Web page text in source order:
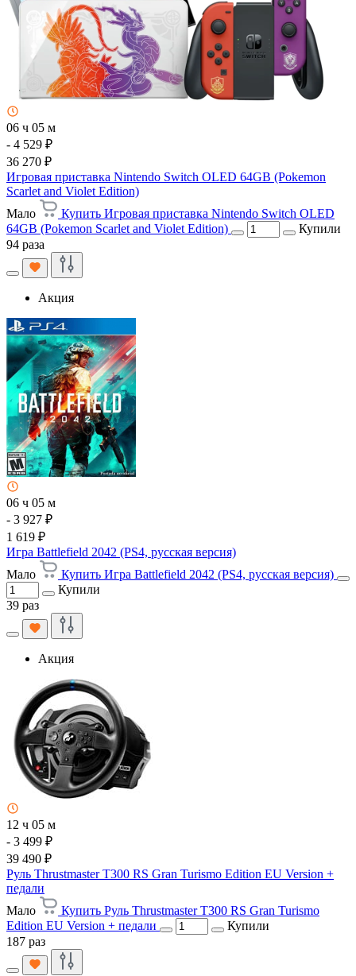
06 ч 05 м
- 4 529 ₽
36 270 ₽
Игровая приставка Nintendo Switch OLED 64GB (Pokemon
Scarlet and Violet Edition)
Мало
Купить Игровая приставка Nintendo Switch OLED
64GB (Pokemon Scarlet and Violet Edition)
Купили
94 раза
Акция
06 ч 05 м
- 3 927 ₽
1 619 ₽
Игра Battlefield 2042 (PS4, русская версия)
Мало
Купить Игра Battlefield 2042 (PS4, русская версия)
Купили
39 раз
Акция
12 ч 05 м
- 3 499 ₽
39 490 ₽
Руль Thrustmaster T300 RS Gran Turismo Edition EU Version +
педали
Мало
Купить Руль Thrustmaster T300 RS Gran Turismo
Edition EU Version + педали
Купили
187 раз